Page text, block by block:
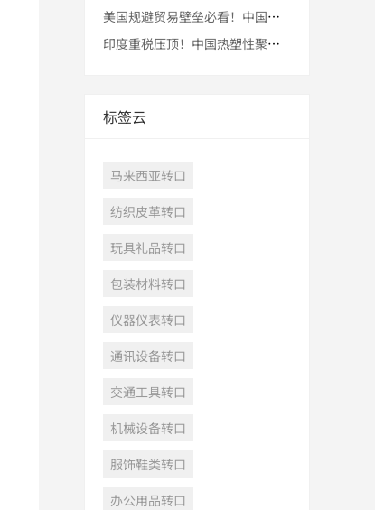
美国规避贸易壁垒必看！中国烷基磷酸酯如何通过东南亚转口进入美
印度重税压顶！中国热塑性聚氨酯企业凭“转口贸易”奇招重返市场
标签云
马来西亚转口
纺织皮革转口
玩具礼品转口
包装材料转口
仪器仪表转口
通讯设备转口
交通工具转口
机械设备转口
服饰鞋类转口
办公用品转口